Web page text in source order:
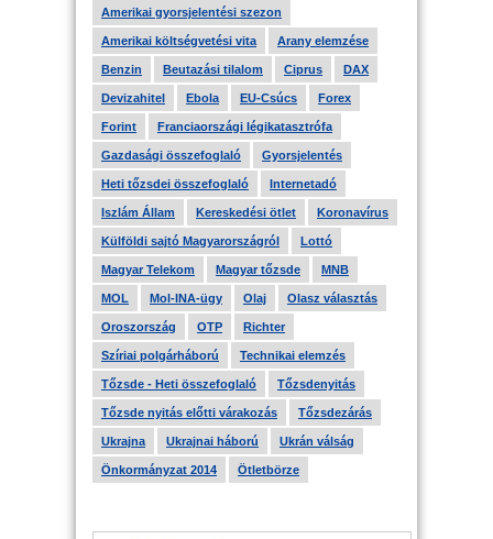
Amerikai gyorsjelentési szezon
Amerikai költségvetési vita Arany elemzése
Benzin Beutazási tilalom Ciprus DAX
Devizahitel Ebola EU-Csúcs Forex
Forint Franciaországi légikatasztrófa
Gazdasági összefoglaló Gyorsjelentés
Heti tőzsdei összefoglaló Internetadó
Iszlám Állam Kereskedési ötlet Koronavírus
Külföldi sajtó Magyarországról Lottó
Magyar Telekom Magyar tőzsde MNB
MOL Mol-INA-ügy Olaj Olasz választás
Oroszország OTP Richter
Szíriai polgárháború Technikai elemzés
Tőzsde - Heti összefoglaló Tőzsdenyitás
Tőzsde nyitás előtti várakozás Tőzsdezárás
Ukrajna Ukrajnai háború Ukrán válság
Önkormányzat 2014 Ötletbörze